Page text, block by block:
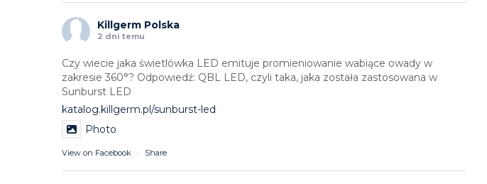
Killgerm Polska
2 dni temu
Czy wiecie jaka świetlówka LED emituje promieniowanie wabiące owady w
zakresie 360°? Odpowiedź: QBL LED, czyli taka, jaka została zastosowana w
Sunburst LED
katalog.killgerm.pl/sunburst-led
Photo
View on Facebook · Share